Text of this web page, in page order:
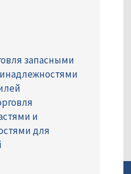
запасными
и
для